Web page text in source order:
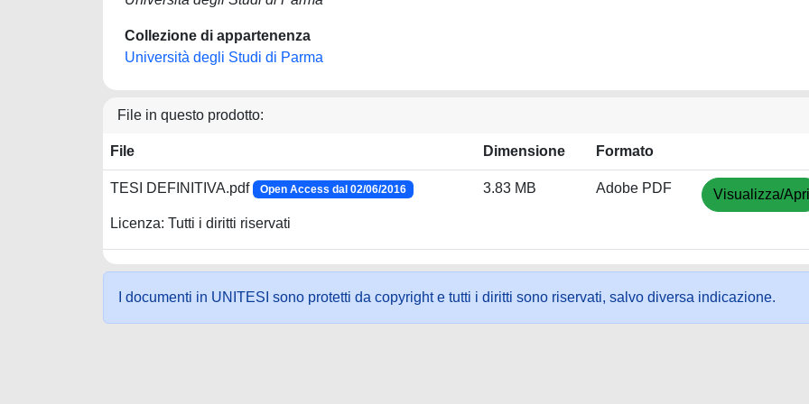
Collezione di appartenenza
Università degli Studi di Parma
File in questo prodotto:
File Dimensione Formato
TESI DEFINITIVA.pdf Open Access dal 02/06/2016
Licenza: Tutti i diritti riservati
3.83 MB Adobe PDF Visualizza/Apri
I documenti in UNITESI sono protetti da copyright e tutti i diritti sono riservati, salvo diversa indicazione.